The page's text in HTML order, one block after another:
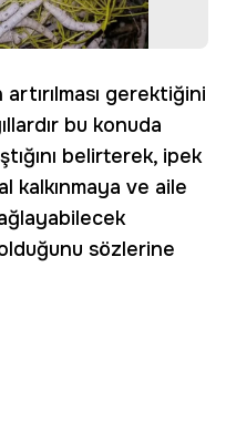
gerektiğini
bu konuda
belirterek, ipek
kalkınmaya ve aile
sözlerine